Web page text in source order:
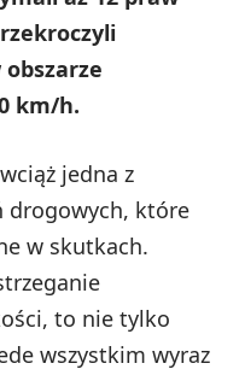
km/h.
jedna z
drogowych, które
w skutkach.
to nie tylko
wszystkim wyraz